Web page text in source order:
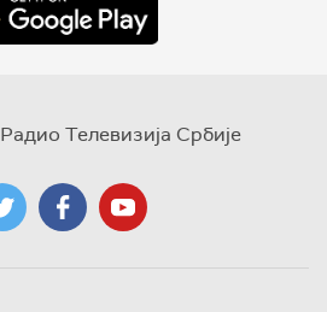
Радио Телевизија Србије